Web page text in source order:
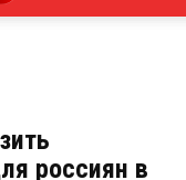
россиян в